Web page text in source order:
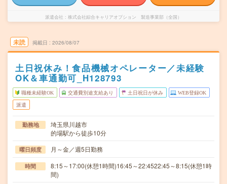
派遣会社 株式会社綜合キャリアオプション 製造事業部（全国）
未読 掲載日 2026/08/07
土日祝休み！食品機械オペレーター／未経験
OK＆車通勤可_H128793
職種未経験OK 交通費別途支給あり 土日祝日が休み WEB登録OK
派遣
勤務地
埼玉県川越市
的場駅から徒歩10分
曜日頻度 月～金／週5日勤務
時間
8:15～17:00(休憩1時間)16:45～22:4522:45～8:15(休憩1時
間)